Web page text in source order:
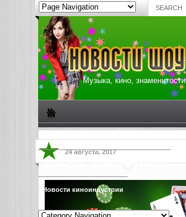
Музыка, кино, знаменитости
Жизнь звезд Музыкальные новости
Новости киноиндустрии
24 августа, 2017